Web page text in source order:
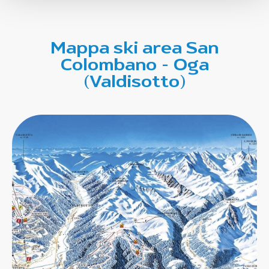
Mappa ski area San
Colombano – Oga
(Valdisotto)